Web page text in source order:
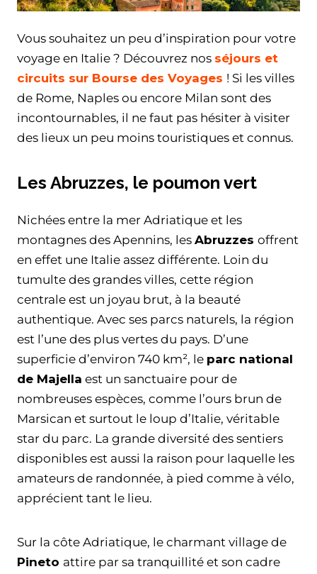
Vous souhaitez un peu d’inspiration pour votre
voyage en Italie ? Découvrez nos séjours et
circuits sur Bourse des Voyages ! Si les villes
de Rome, Naples ou encore Milan sont des
incontournables, il ne faut pas hésiter à visiter
des lieux un peu moins touristiques et connus.
Les Abruzzes, le poumon vert
Nichées entre la mer Adriatique et les
montagnes des Apennins, les Abruzzes offrent
en effet une Italie assez différente. Loin du
tumulte des grandes villes, cette région
centrale est un joyau brut, à la beauté
authentique. Avec ses parcs naturels, la région
est l’une des plus vertes du pays. D’une
superficie d’environ 740 km², le parc national
de Majella est un sanctuaire pour de
nombreuses espèces, comme l’ours brun de
Marsican et surtout le loup d’Italie, véritable
star du parc. La grande diversité des sentiers
disponibles est aussi la raison pour laquelle les
amateurs de randonnée, à pied comme à vélo,
apprécient tant le lieu.
Sur la côte Adriatique, le charmant village de
Pineto attire par sa tranquillité et son cadre